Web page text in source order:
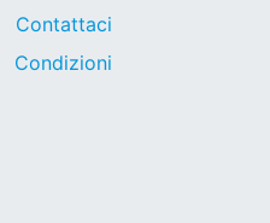
Contattaci
Condizioni